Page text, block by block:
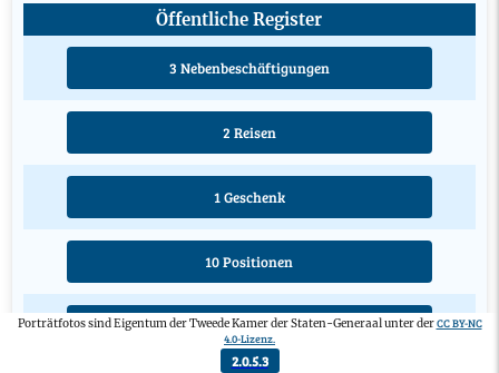
Öffentliche Register
3 Nebenbeschäftigungen
2 Reisen
1 Geschenk
10 Positionen
3 Ausbildungen
Porträtfotos sind Eigentum der Tweede Kamer der Staten-Generaal unter derCC BY-NC
4.0-Lizenz.
2.0.5.3